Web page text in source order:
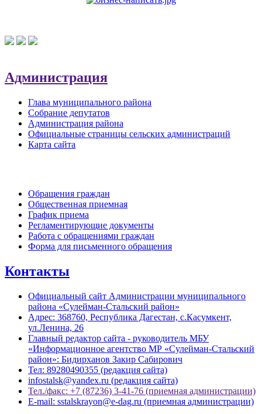
Администрация
Глава муниципального района
Собрание депутатов
Администрация района
Официальные страницы сельских администраций
Карта сайта
Обращения граждан
Общественная приемная
График приема
Регламентирующие документы
Работа с обращениями граждан
Форма для письменного обращения
Контакты
Официальный сайт Администрации муниципального
района «Сулейман-Стальский район»
Адрес: 368760, Республика Дагестан, с.Касумкент,
ул.Ленина, 26
Главный редактор сайта - руководитель МБУ
«Информационное агентство МР «Сулейман-Стальский
район»: Бидирханов Закир Сабирович
Тел: 89280490355 (редакция сайта)
infostalsk@yandex.ru (редакция сайта)
Тел./факс: +7 (87236) 3-41-76 (приемная администрации)
E-mail: sstalskrayon@e-dag.ru (приемная администрации)